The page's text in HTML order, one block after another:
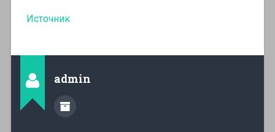
Источник
admin